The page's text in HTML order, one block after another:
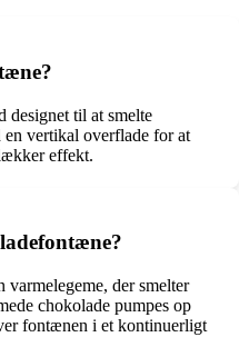
designet til at smelte
vertikal overflade for at
effekt.
der smelter
chokolade pumpes op
fontænen i et kontinuerligt